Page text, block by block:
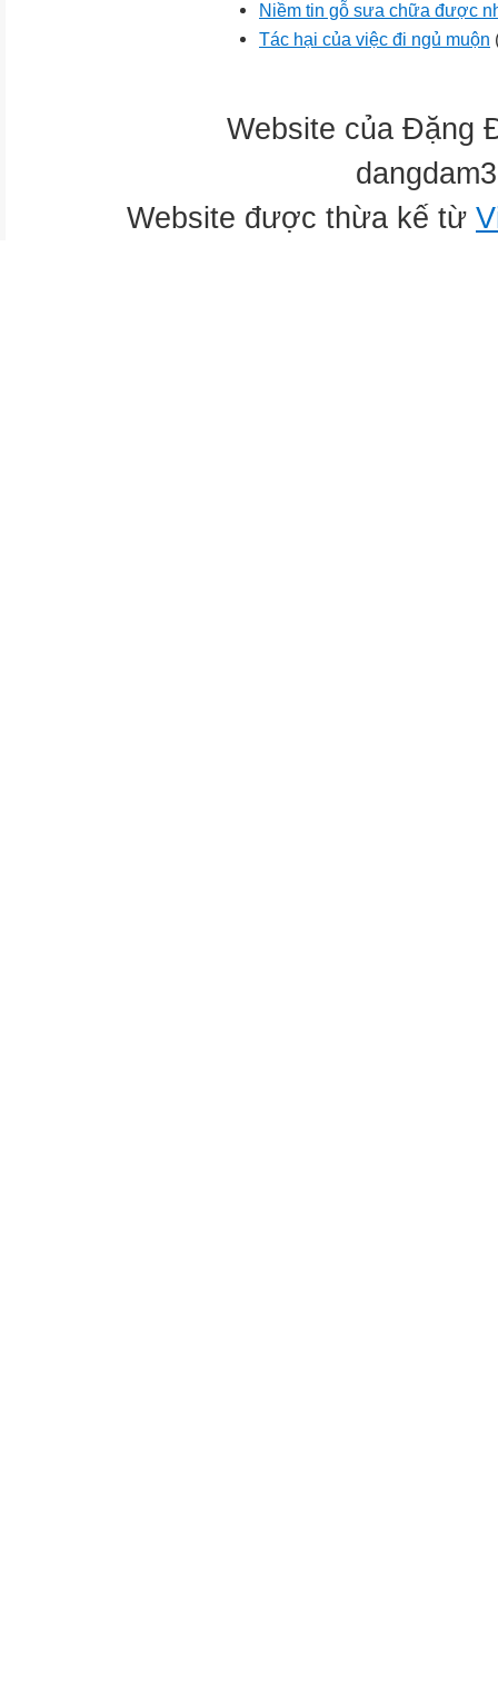
Niềm tin gỗ sưa chữa được
Tác hại của việc đi ngủ muộn
Website của Đặng
Website được thừa kế từ